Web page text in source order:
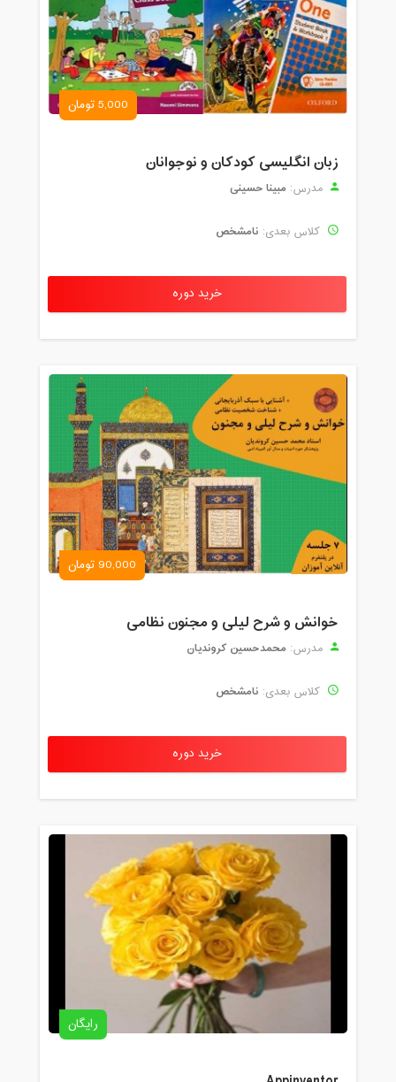
5,000 تومان
زبان انگلیسی کودکان و نوجوانان
مدرس: مبینا حسینی
کلاس بعدی: نامشخص
خرید دوره
90,000 تومان
خوانش و شرح لیلی و مجنون نظامی
مدرس: محمدحسین کروندیان
کلاس بعدی: نامشخص
خرید دوره
رایگان